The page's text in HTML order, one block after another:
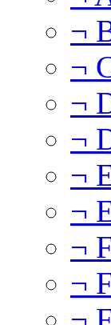
¬
¬
¬
¬
¬
¬
¬
¬